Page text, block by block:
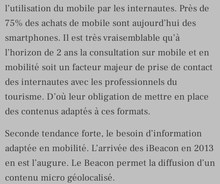
l’utilisation du mobile par les internautes. Près de
75% des achats de mobile sont aujourd’hui des
smartphones. Il est très vraisemblable qu’à
l’horizon de 2 ans la consultation sur mobile et en
mobilité soit un facteur majeur de prise de contact
des internautes avec les professionnels du
tourisme. D’où leur obligation de mettre en place
des contenus adaptés à ces formats.
Seconde tendance forte, le besoin d’information
adaptée en mobilité. L’arrivée des iBeacon en 2013
en est l’augure. Le Beacon permet la diffusion d’un
contenu micro géolocalisé.